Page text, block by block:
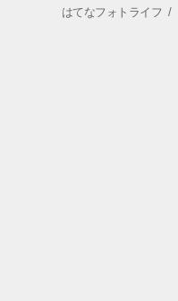
はてなフォトライフ /